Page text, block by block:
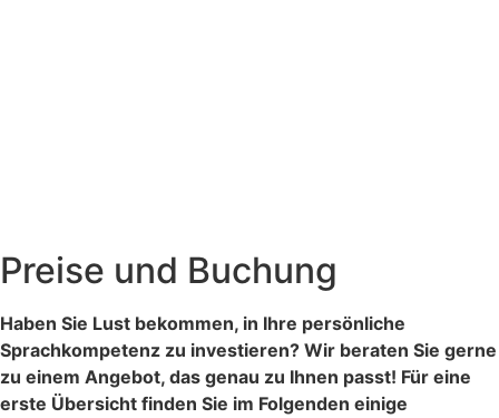
Preise und Buchung
Haben Sie Lust bekommen, in Ihre persönliche
Sprachkompetenz zu investieren? Wir beraten Sie gerne
zu einem Angebot, das genau zu Ihnen passt! Für eine
erste Übersicht finden Sie im Folgenden einige